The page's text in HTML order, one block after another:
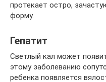
протекает остро,
форму.
Гепатит
Светлый кал может
этому заболеванию
ребенка появляется